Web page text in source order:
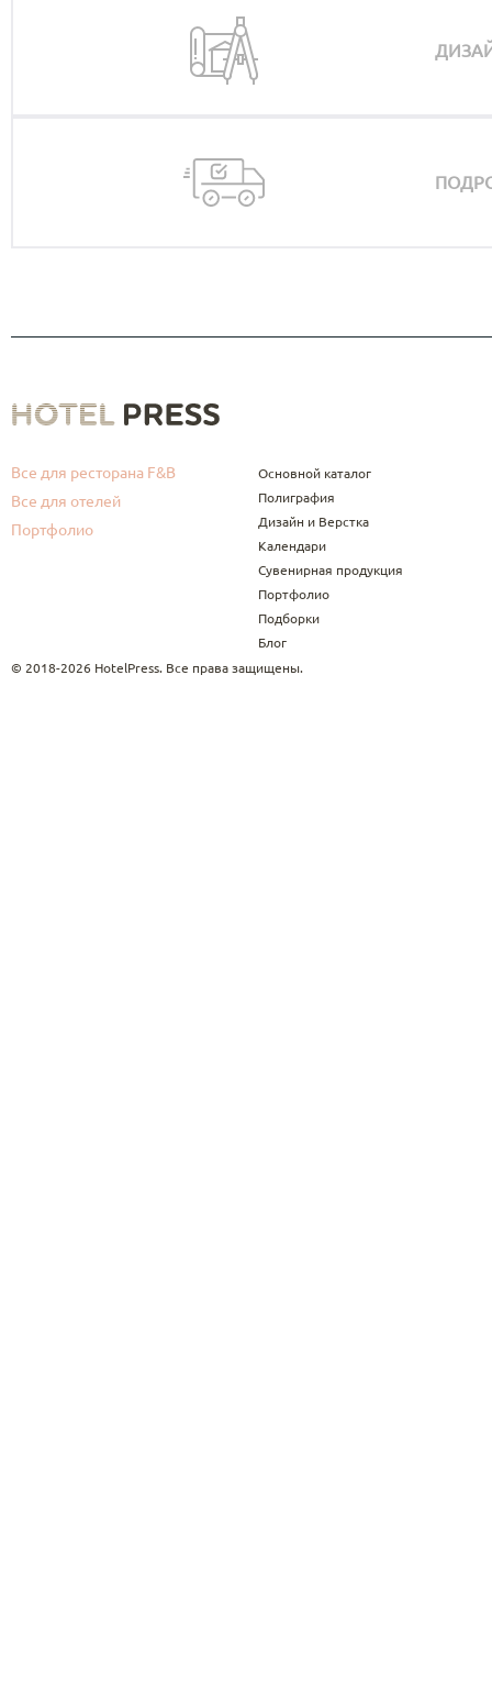
Все для ресторана F&B
Все для отелей
Портфолио
Основной каталог
Полиграфия
Дизайн и Верстка
Календари
Сувенирная продукция
Портфолио
Подборки
Блог
© 2018-2026 HotelPress. Все права защищены.